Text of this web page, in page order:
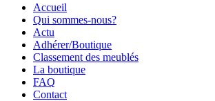
Accueil
Qui sommes-nous?
Actu
Adhérer/Boutique
Classement des meublés
La boutique
FAQ
Contact